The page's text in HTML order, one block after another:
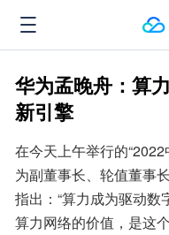
华为孟晚舟：算
新引擎
在今天上午举行的
为副董事长、轮值董事
指出：“算力成为驱动
算力网络的价值，是这